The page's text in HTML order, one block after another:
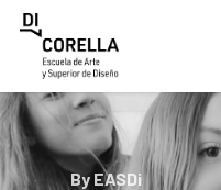
Skip
content
By EASDi